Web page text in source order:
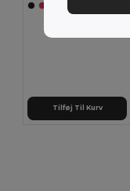
Tilføj Til Kurv